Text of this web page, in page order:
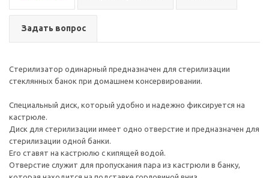
Задать вопрос
Стерилизатор одинарный предназначен для стерилизации
стеклянных банок при домашнем консервировании.
Специальный диск, который удобно и надежно фиксируется на
кастрюле.
Диск для стерилизации имеет одно отверстие и предназначен для
стерилизации одной банки.
Его ставят на кастрюлю с кипящей водой.
Отверстие служит для пропускания пара из кастрюли в банку,